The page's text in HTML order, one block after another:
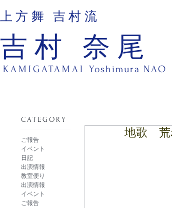
上方舞 吉村流
吉村 奈尾
KAMIGATAMAI Yoshimura NAO
​CATEGORY
ご報告
イベント
日記
出演情報
教室便り
出演情報
イベント
ご報告
地歌 荒